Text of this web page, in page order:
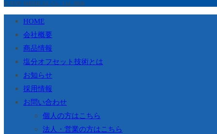
© TOY MEDICAL Co., Ltd. 2026
HOME
会社概要
商品情報
塩分オフセット技術とは
お知らせ
採用情報
お問い合わせ
個人の方はこちら
法人・営業の方はこちら